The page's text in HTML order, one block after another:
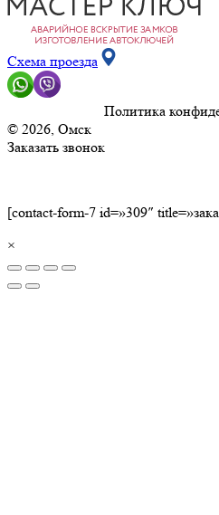
Схема проезда
Политика
© 2026, Омск
Заказать звонок
[contact-form-7 id=»309″
×